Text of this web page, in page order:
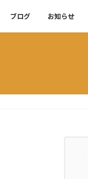
ブログ お知らせ